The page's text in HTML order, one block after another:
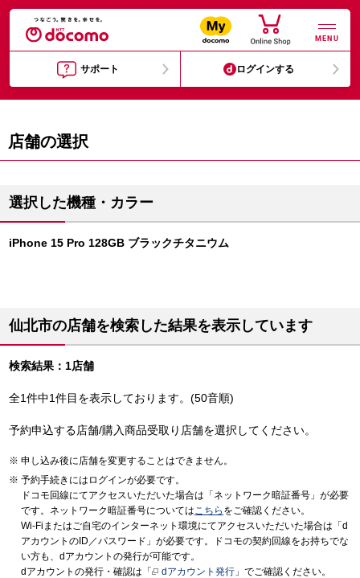
MENU
サポート ログインする
店舗の選択
選択した機種・カラー
iPhone 15 Pro 128GB ブラックチタニウム
仙北市の店舗を検索した結果を表示しています
検索結果：1店舗
全1件中1件目を表示しております。(50音順)
予約申込する店舗/購入商品受取り店舗を選択してください。
申し込み後に店舗を変更することはできません。
予約手続きにはログインが必要です。
ドコモ回線にてアクセスいただいた場合は「ネットワーク暗証番号」が必要
です。ネットワーク暗証番号についてはこちら をご確認ください。
Wi-Fiまたはご自宅のインターネット環境にてアクセスいただいた場合は「d
アカウントのID／パスワード」が必要です。ドコモの契約回線をお持ちでな
い方も、dアカウントの発行が可能です。
dアカウントの発行・確認は「
dアカウント発行 」でご確認ください。